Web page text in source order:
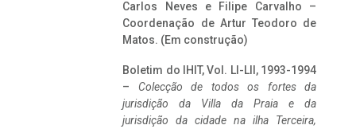
Carlos Neves e Filipe Carvalho –
Coordenação de Artur Teodoro de
Matos. (Em construção)
Boletim do IHIT, Vol. LI-LII, 1993-1994
– Colecção de todos os fortes da
jurisdição da Villa da Praia e da
jurisdição da cidade na ilha Terceira,